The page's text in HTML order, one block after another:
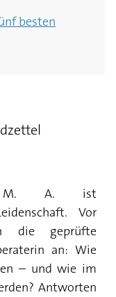
tun
besten
M. A. ist
Vor
die geprüfte
an: Wie
– und wie im
Antworten